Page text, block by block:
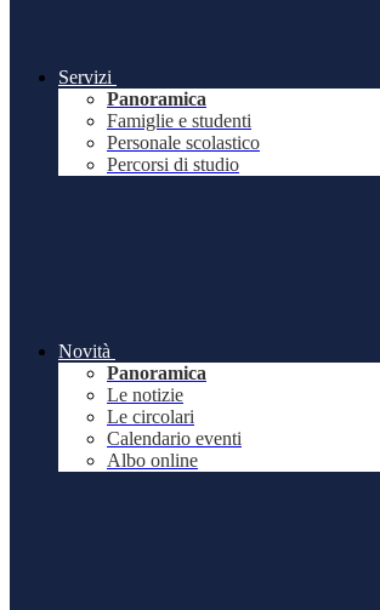
Servizi
Panoramica
Famiglie e studenti
Personale scolastico
Percorsi di studio
Novità
Panoramica
Le notizie
Le circolari
Calendario eventi
Albo online